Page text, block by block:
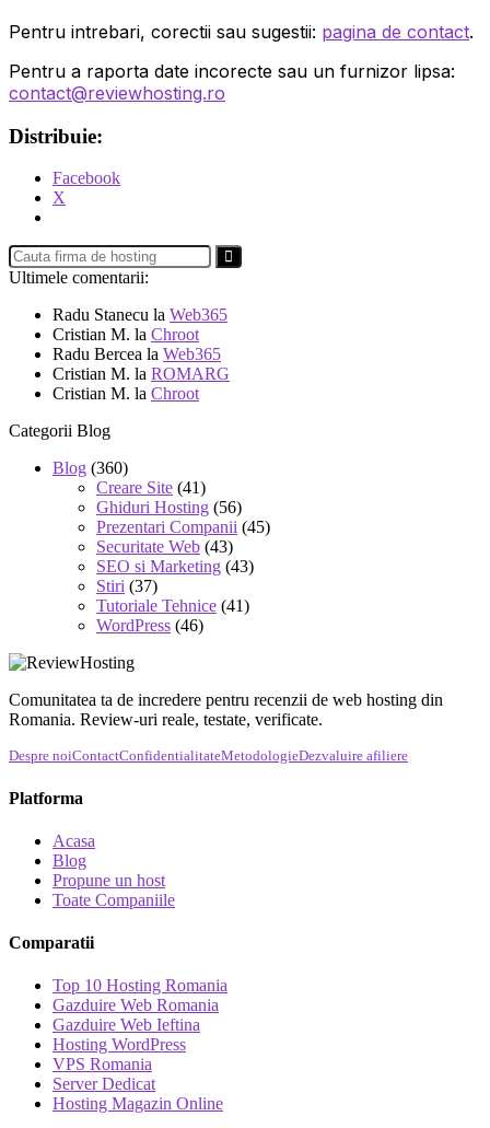
Pentru intrebari, corectii sau sugestii: pagina de contact.
Pentru a raporta date incorecte sau un furnizor lipsa:
contact@reviewhosting.ro
Distribuie:
Facebook
X
Ultimele comentarii:
Radu Stanecu la Web365
Cristian M. la Chroot
Radu Bercea la Web365
Cristian M. la ROMARG
Cristian M. la Chroot
Categorii Blog
Blog (360)
Creare Site (41)
Ghiduri Hosting (56)
Prezentari Companii (45)
Securitate Web (43)
SEO si Marketing (43)
Stiri (37)
Tutoriale Tehnice (41)
WordPress (46)
Comunitatea ta de incredere pentru recenzii de web hosting din
Romania. Review-uri reale, testate, verificate.
Despre noiContactConfidentialitateMetodologieDezvaluire afiliere
Platforma
Acasa
Blog
Propune un host
Toate Companiile
Comparatii
Top 10 Hosting Romania
Gazduire Web Romania
Gazduire Web Ieftina
Hosting WordPress
VPS Romania
Server Dedicat
Hosting Magazin Online